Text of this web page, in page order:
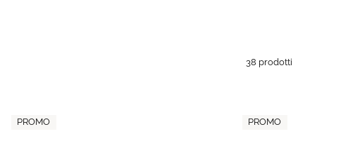
38 prodotti
PROMO PROMO